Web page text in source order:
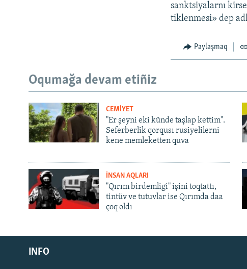
Русский
Українською
sanktsiyalarnı
tiklenmesi» dep
Paylaşmaq
Oqumağa devam etiñiz
CEMİYET
"Er şeyni eki künde taşlap kettim".
Seferberlik qorqusı rusiyelilerni
kene memleketten quva
İNSAN AQLARI
"Qırım birdemligi" işini toqtattı,
tintüv ve tutuvlar ise Qırımda daa
çoq oldı
INFO